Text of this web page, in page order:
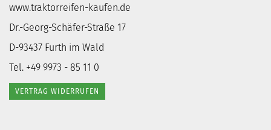
www.traktorreifen-kaufen.de
Dr.-Georg-Schäfer-Straße 17
D-93437 Furth im Wald
Tel. +49 9973 - 85 11 0
VERTRAG WIDERRUFEN